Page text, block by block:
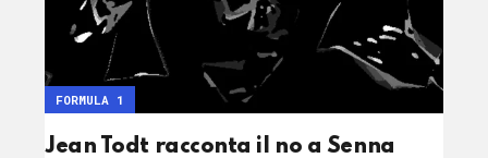
Jean Todt racconta il no a Senna
FORMULA 1